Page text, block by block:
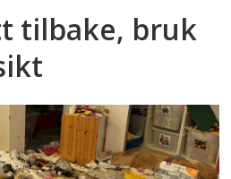
tilbake, bruk